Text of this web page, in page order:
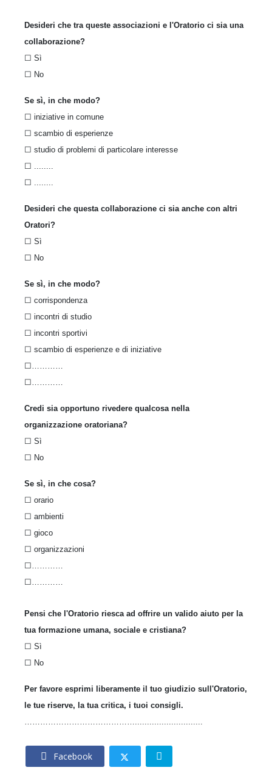
Desideri che tra queste associazioni e l'Oratorio ci sia una
collaborazione?
☐ Sì
☐ No
Se sì, in che modo?
☐ iniziative in comune
☐ scambio di esperienze
☐ studio di problemi di particolare interesse
☐ ........
☐ ........
Desideri che questa collaborazione ci sia anche con altri
Oratori?
☐ Sì
☐ No
Se sì, in che modo?
☐ corrispondenza
☐ incontri di studio
☐ incontri sportivi
☐ scambio di esperienze e di iniziative
☐…………
☐…………
Credi sia opportuno rivedere qualcosa nella
organizzazione oratoriana?
☐ Sì
☐ No
Se sì, in che cosa?
☐ orario
☐ ambienti
☐ gioco
☐ organizzazioni
☐…………
☐…………
Pensi che l'Oratorio riesca ad offrire un valido aiuto per la
tua formazione umana, sociale e cristiana?
☐ Sì
☐ No
Per favore esprimi liberamente il tuo giudizio sull'Oratorio,
le tue riserve, la tua critica, i tuoi consigli.
Facebook